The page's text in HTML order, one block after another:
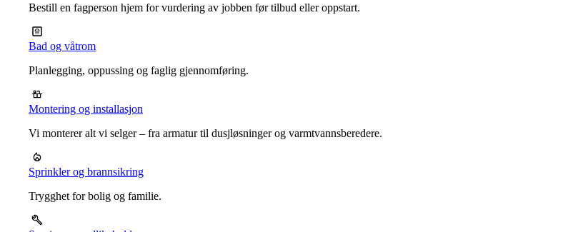
Bestill en fagperson hjem for vurdering av jobben før tilbud eller oppstart.
Bad og våtrom
Planlegging, oppussing og faglig gjennomføring.
Montering og installasjon
Vi monterer alt vi selger – fra armatur til dusjløsninger og varmtvannsberedere.
Sprinkler og brannsikring
Trygghet for bolig og familie.